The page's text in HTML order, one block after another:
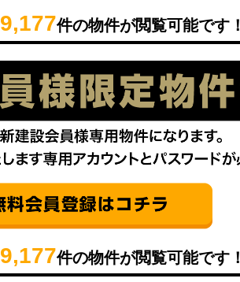
9,177件の物件が閲覧可能です！
9,177件の物件が閲覧可能です！